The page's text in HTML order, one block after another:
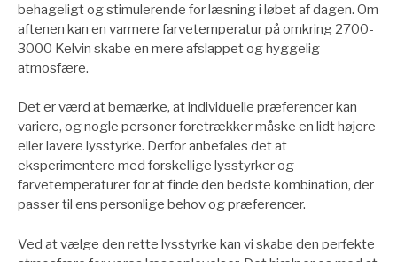
behageligt og stimulerende for læsning i løbet af dagen. Om
aftenen kan en varmere farvetemperatur på omkring 2700-
3000 Kelvin skabe en mere afslappet og hyggelig
atmosfære.
Det er værd at bemærke, at individuelle præferencer kan
variere, og nogle personer foretrækker måske en lidt højere
eller lavere lysstyrke. Derfor anbefales det at
eksperimentere med forskellige lysstyrker og
farvetemperaturer for at finde den bedste kombination, der
passer til ens personlige behov og præferencer.
Ved at vælge den rette lysstyrke kan vi skabe den perfekte